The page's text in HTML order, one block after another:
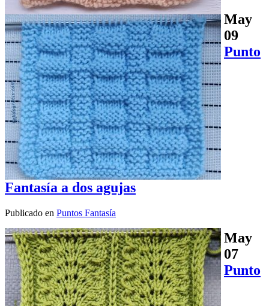
May
09
Punto
Fantasía a dos agujas
Publicado en Puntos Fantasía
May
07
Punto